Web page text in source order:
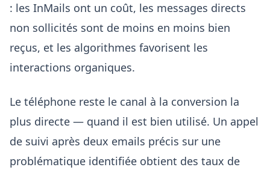
: les InMails ont un coût, les messages directs
non sollicités sont de moins en moins bien
reçus, et les algorithmes favorisent les
interactions organiques.
Le téléphone reste le canal à la conversion la
plus directe — quand il est bien utilisé. Un appel
de suivi après deux emails précis sur une
problématique identifiée obtient des taux de